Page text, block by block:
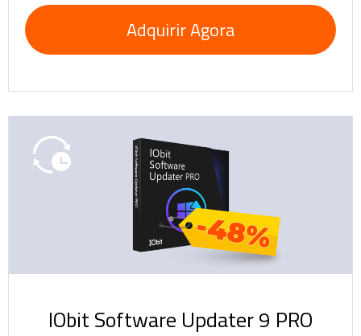
Adquirir Agora
-48%
IObit Software Updater 9 PRO